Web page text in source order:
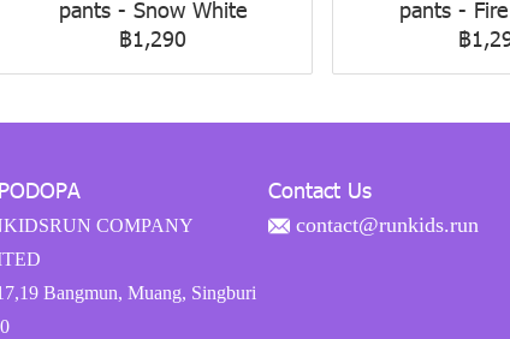
pants - Snow White
฿1,290
pants -
฿
COMPANY
Bangmun, Muang, Singburi
Contact Us
contact@runkids.run